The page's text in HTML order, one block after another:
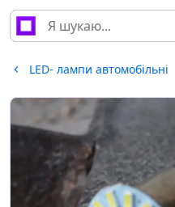
LED- лампи автомобільні